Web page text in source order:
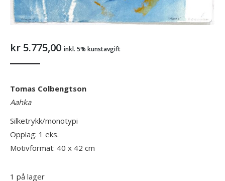
kr 5.775,00 inkl. 5% kunstavgift
Tomas Colbengtson
Aahka
Silketrykk/monotypi
Opplag: 1 eks.
Motivformat: 40 x 42 cm
1 på lager